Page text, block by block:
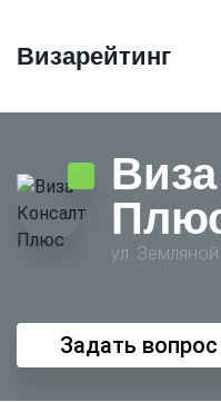
Визарейтинг
ул. Земляной
Задать вопрос